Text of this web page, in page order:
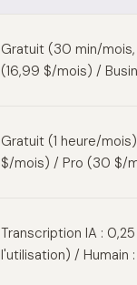
Gratuit (30 min/
(16,99 $/mois) /
Gratuit (1 heure/
$/mois) / Pro (30 $/
Transcription IA :
l'utilisation) / Humain